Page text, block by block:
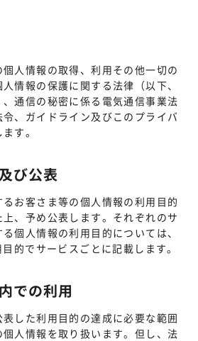
人情報の取得、利用その他一切の
情報の保護に関する法律（以下、
、通信の秘密に係る電気通信事業法
、ガイドライン及びこのプライバ
す。
び公表
お客さま等の個人情報の利用目的
、予め公表します。それぞれのサ
個人情報の利用目的については、
的でサービスごとに記載します。
での利用
した利用目的の達成に必要な範囲
人情報を取り扱います。但し、法